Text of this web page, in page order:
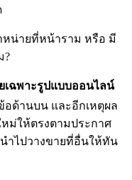
หน่ายที่หน้าราม หรือ มี
?
เฉพาะรูปแบบออนไลน์
อด้านบน และอีกเหตุผล
หม่ให้ตรงตามประกาศ
ำไปวางขายที่อื่นให้ทัน